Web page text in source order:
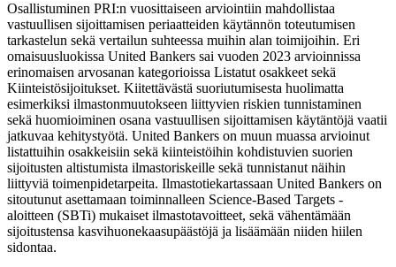
Osallistuminen PRI:n vuosittaiseen arviointiin mahdollistaa
vastuullisen sijoittamisen periaatteiden käytännön toteutumisen
tarkastelun sekä vertailun suhteessa muihin alan toimijoihin. Eri
omaisuusluokissa United Bankers sai vuoden 2023 arvioinnissa
erinomaisen arvosanan kategorioissa Listatut osakkeet sekä
Kiinteistösijoitukset. Kiitettävästä suoriutumisesta huolimatta
esimerkiksi ilmastonmuutokseen liittyvien riskien tunnistaminen
sekä huomioiminen osana vastuullisen sijoittamisen käytäntöjä vaatii
jatkuvaa kehitystyötä. United Bankers on muun muassa arvioinut
listattuihin osakkeisiin sekä kiinteistöihin kohdistuvien suorien
sijoitusten altistumista ilmastoriskeille sekä tunnistanut näihin
liittyviä toimenpidetarpeita. Ilmastotiekartassaan United Bankers on
sitoutunut asettamaan toiminnalleen Science-Based Targets -
aloitteen (SBTi) mukaiset ilmastotavoitteet, sekä vähentämään
sijoitustensa kasvihuonekaasupäästöjä ja lisäämään niiden hiilen
sidontaa.